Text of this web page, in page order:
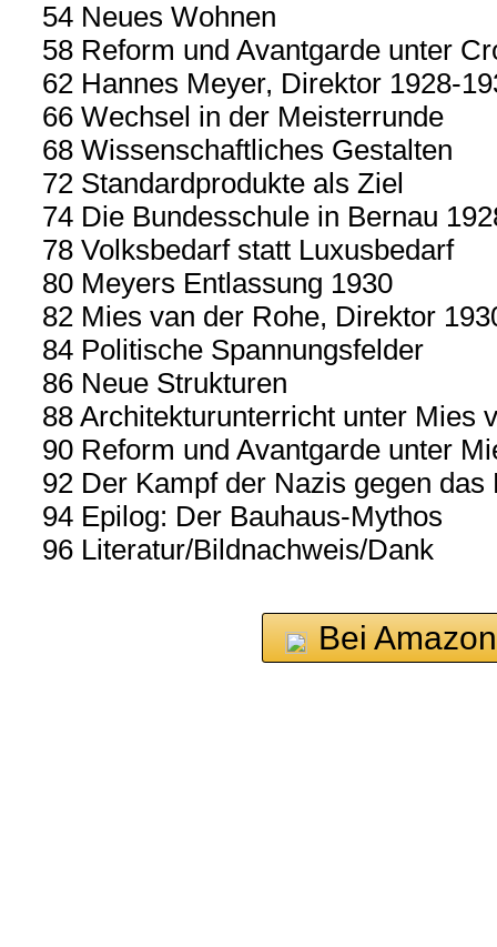
54 Neues Wohnen
58 Reform und Avantgarde unter
62 Hannes Meyer, Direktor 1928-
66 Wechsel in der Meisterrunde
68 Wissenschaftliches Gestalten
72 Standardprodukte als Ziel
74 Die Bundesschule in Bernau
78 Volksbedarf statt Luxusbedarf
80 Meyers Entlassung 1930
82 Mies van der Rohe, Direktor
84 Politische Spannungsfelder
86 Neue Strukturen
88 Architekturunterricht unter Mies
90 Reform und Avantgarde unter
92 Der Kampf der Nazis gegen das
94 Epilog: Der Bauhaus-Mythos
96 Literatur/Bildnachweis/Dank
Bei